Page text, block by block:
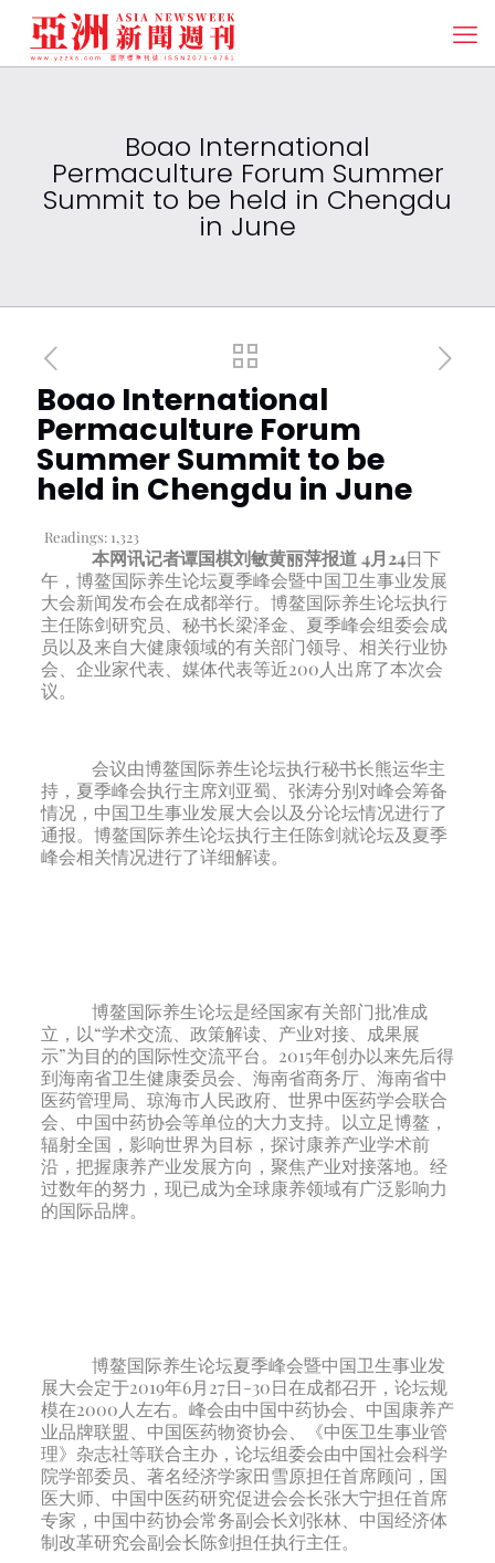
Boao International
Permaculture Forum Summer
Summit to be held in Chengdu
in June
Boao International
Permaculture Forum
Summer Summit to be
held in Chengdu in June
Readings: 1,323
本网讯记者谭国棋刘敏黄丽萍报道4月24日下
午，博鳌国际养生论坛夏季峰会暨中国卫生事业发展
大会新闻发布会在成都举行。博鳌国际养生论坛执行
主任陈剑研究员、秘书长梁泽金、夏季峰会组委会成
员以及来自大健康领域的有关部门领导、相关行业协
会、企业家代表、媒体代表等近200人出席了本次会
议。
会议由博鳌国际养生论坛执行秘书长熊运华主
持，夏季峰会执行主席刘亚蜀、张涛分别对峰会筹备
情况，中国卫生事业发展大会以及分论坛情况进行了
通报。博鳌国际养生论坛执行主任陈剑就论坛及夏季
峰会相关情况进行了详细解读。
博鳌国际养生论坛是经国家有关部门批准成
立，以“学术交流、政策解读、产业对接、成果展
示”为目的的国际性交流平台。2015年创办以来先后得
到海南省卫生健康委员会、海南省商务厅、海南省中
医药管理局、琼海市人民政府、世界中医药学会联合
会、中国中药协会等单位的大力支持。以立足博鳌，
辐射全国，影响世界为目标，探讨康养产业学术前
沿，把握康养产业发展方向，聚焦产业对接落地。经
过数年的努力，现已成为全球康养领域有广泛影响力
的国际品牌。
博鳌国际养生论坛夏季峰会暨中国卫生事业发
展大会定于2019年6月27日-30日在成都召开，论坛规
模在2000人左右。峰会由中国中药协会、中国康养产
业品牌联盟、中国医药物资协会、《中医卫生事业管
理》杂志社等联合主办，论坛组委会由中国社会科学
院学部委员、著名经济学家田雪原担任首席顾问，国
医大师、中国中医药研究促进会会长张大宁担任首席
专家，中国中药协会常务副会长刘张林、中国经济体
制改革研究会副会长陈剑担任执行主任。